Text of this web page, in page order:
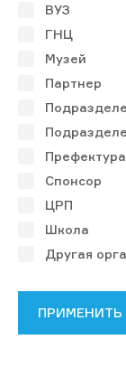
ВУЗ
ГНЦ
Музей
Партнер
Префектура
Спонсор
ЦРП
Школа
Другая